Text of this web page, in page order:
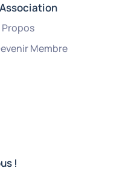
Propos
Membre
!